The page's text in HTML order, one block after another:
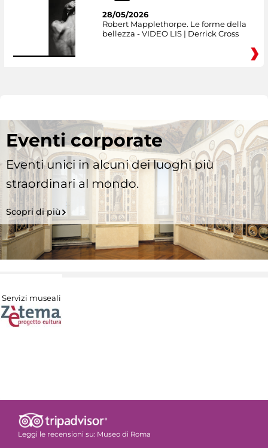
28/05/2026
Robert Mapplethorpe. Le forme della
bellezza - VIDEO LIS | Derrick Cross
Eventi corporate
Eventi unici in alcuni dei luoghi più
straordinari al mondo.
Scopri di più
Servizi museali
Leggi le recensioni su: Museo di Roma